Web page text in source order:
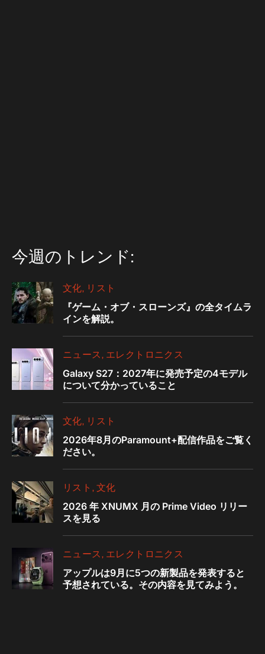
今週のトレンド:
文化 リスト
『ゲーム・オブ・スローンズ』の全タイムラ
インを解説。
ニュース エレクトロニクス
Galaxy S27：2027年に発売予定の4モデル
について分かっていること
文化 リスト
2026年8月のParamount+配信作品をご覧く
ださい。
リスト 文化
2026 年 XNUMX 月の Prime Video リリー
スを見る
ニュース エレクトロニクス
アップルは9月に5つの新製品を発表すると
予想されている。その内容を見てみよう。